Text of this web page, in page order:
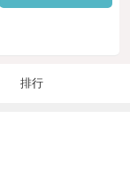
排行